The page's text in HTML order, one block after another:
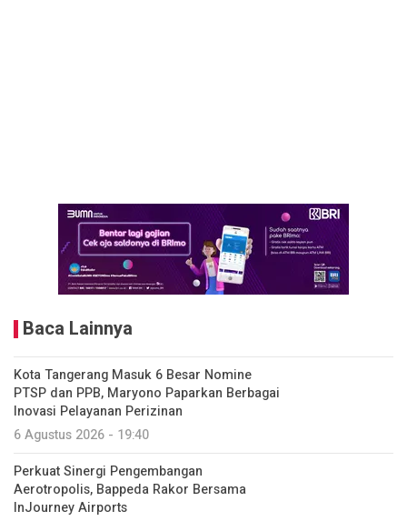
Baca Lainnya
Kota Tangerang Masuk 6 Besar Nomine
PTSP dan PPB, Maryono Paparkan Berbagai
Inovasi Pelayanan Perizinan
6 Agustus 2026 - 19:40
Perkuat Sinergi Pengembangan
Aerotropolis, Bappeda Rakor Bersama
InJourney Airports